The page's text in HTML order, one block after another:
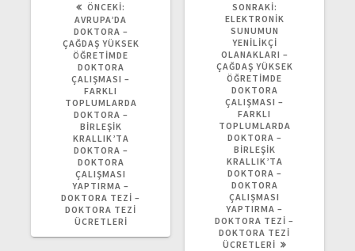
ÖNCEKI:
YAZI:
AVRUPA’DA
DOKTORA –
ÇAĞDAŞ YÜKSEK
ÖĞRETIMDE
DOKTORA
ÇALIŞMASI –
FARKLI
TOPLUMLARDA
DOKTORA –
BIRLEŞIK
KRALLIK’TA
DOKTORA –
DOKTORA
ÇALIŞMASI
YAPTIRMA –
DOKTORA TEZI –
DOKTORA TEZI
ÜCRETLERI
SONRAKI:
YAZI:
ELEKTRONIK
SUNUMUN
YENILIKÇI
OLANAKLARI –
ÇAĞDAŞ YÜKSEK
ÖĞRETIMDE
DOKTORA
ÇALIŞMASI –
FARKLI
TOPLUMLARDA
DOKTORA –
BIRLEŞIK
KRALLIK’TA
DOKTORA –
DOKTORA
ÇALIŞMASI
YAPTIRMA –
DOKTORA TEZI –
DOKTORA TEZI
ÜCRETLERI